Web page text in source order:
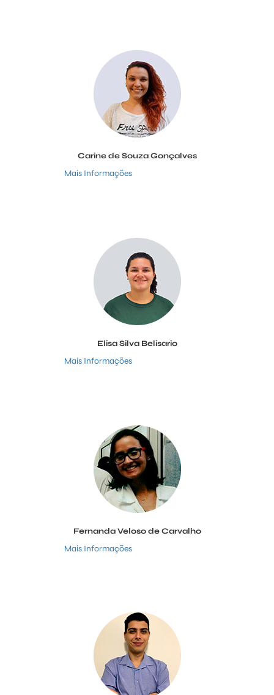
Carine de Souza Gonçalves
Mais Informações
Elisa Silva Belisario
Mais Informações
Fernanda Veloso de Carvalho
Mais Informações